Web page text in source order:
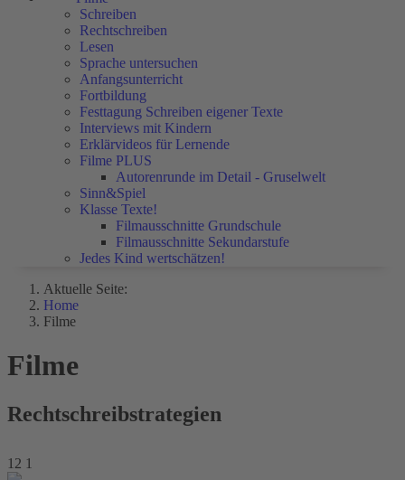
Schreiben
Rechtschreiben
Lesen
Sprache untersuchen
Anfangsunterricht
Fortbildung
Festtagung Schreiben eigener Texte
Interviews mit Kindern
Erklärvideos für Lernende
Filme PLUS
Autorenrunde im Detail - Gruselwelt
Sinn&Spiel
Klasse Texte!
Filmausschnitte Grundschule
Filmausschnitte Sekundarstufe
Jedes Kind wertschätzen!
Aktuelle Seite:
Home
Filme
Filme
Rechtschreibstrategien
12 1